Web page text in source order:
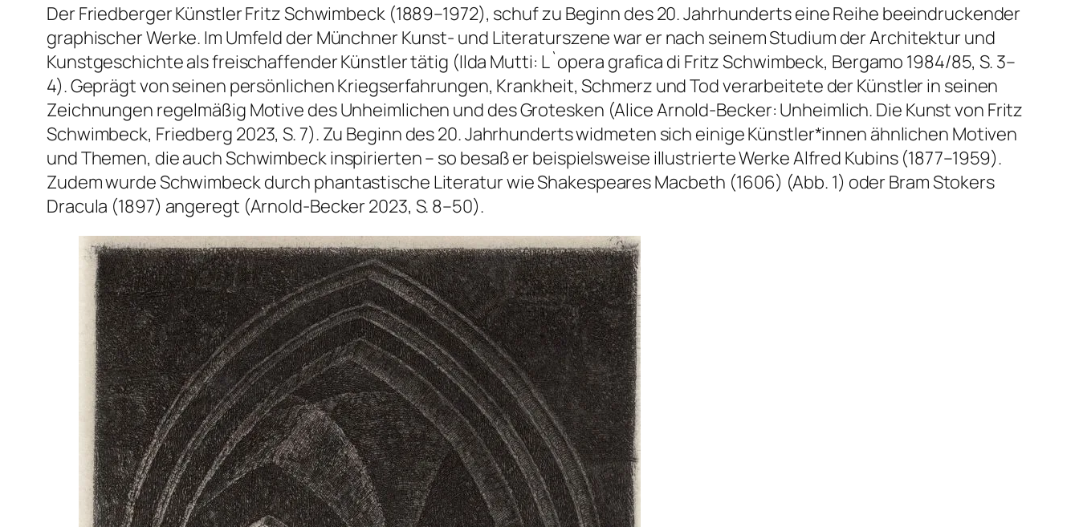
Der Friedberger Künstler Fritz Schwimbeck (1889–1972), schuf zu Beginn des 20. Jahrhunderts eine Reihe beeindruckender
graphischer Werke. Im Umfeld der Münchner Kunst- und Literaturszene war er nach seinem Studium der Architektur und
Kunstgeschichte als freischaffender Künstler tätig (Ilda Mutti: L`opera grafica di Fritz Schwimbeck, Bergamo 1984/85, S. 3–
4). Geprägt von seinen persönlichen Kriegserfahrungen, Krankheit, Schmerz und Tod verarbeitete der Künstler in seinen
Zeichnungen regelmäßig Motive des Unheimlichen und des Grotesken (Alice Arnold-Becker: Unheimlich. Die Kunst von Fritz
Schwimbeck, Friedberg 2023, S. 7). Zu Beginn des 20. Jahrhunderts widmeten sich einige Künstler*innen ähnlichen Motiven
und Themen, die auch Schwimbeck inspirierten – so besaß er beispielsweise illustrierte Werke Alfred Kubins (1877–1959).
Zudem wurde Schwimbeck durch phantastische Literatur wie ShakespearesMacbeth (1606) (Abb. 1) oder Bram Stokers
Dracula (1897) angeregt (Arnold-Becker 2023, S. 8–50).